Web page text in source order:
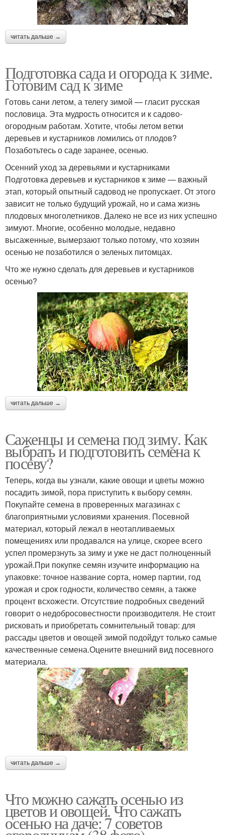
читать дальше →
Подготовка сада и огорода к зиме.
Готовим сад к зиме
Готовь сани летом, а телегу зимой — гласит русская
пословица. Эта мудрость относится и к садово-
огородным работам. Хотите, чтобы летом ветки
деревьев и кустарников ломились от плодов?
Позаботьтесь о саде заранее, осенью.
Осенний уход за деревьями и кустарниками
Подготовка деревьев и кустарников к зиме — важный
этап, который опытный садовод не пропускает. От этого
зависит не только будущий урожай, но и сама жизнь
плодовых многолетников. Далеко не все из них успешно
зимуют. Многие, особенно молодые, недавно
высаженные, вымерзают только потому, что хозяин
осенью не позаботился о зеленых питомцах.
Что же нужно сделать для деревьев и кустарников
осенью?
читать дальше →
Саженцы и семена под зиму. Как
выбрать и подготовить семена к
посеву?
Теперь, когда вы узнали, какие овощи и цветы можно
посадить зимой, пора приступить к выбору семян.
Покупайте семена в проверенных магазинах с
благоприятными условиями хранения. Посевной
материал, который лежал в неотапливаемых
помещениях или продавался на улице, скорее всего
успел промерзнуть за зиму и уже не даст полноценный
урожай.При покупке семян изучите информацию на
упаковке: точное название сорта, номер партии, год
урожая и срок годности, количество семян, а также
процент всхожести. Отсутствие подробных сведений
говорит о недобросовестности производителя. Не стоит
рисковать и приобретать сомнительный товар: для
рассады цветов и овощей зимой подойдут только самые
качественные семена.Оцените внешний вид посевного
материала.
читать дальше →
Что можно сажать осенью из
цветов и овощей. Что сажать
осенью на даче: 7 советов